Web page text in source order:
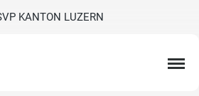
KANTON LUZERN